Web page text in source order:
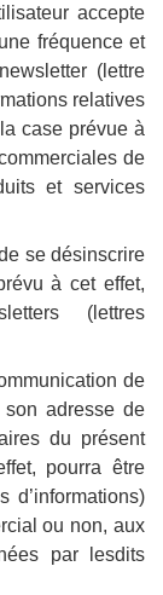
accepte
fréquence et
(lettre
relatives
case prévue à
de
et services
se désinscrire
à cet effet,
(lettres
de
son adresse de
du présent
pourra être
d’informations)
ou non, aux
par lesdits